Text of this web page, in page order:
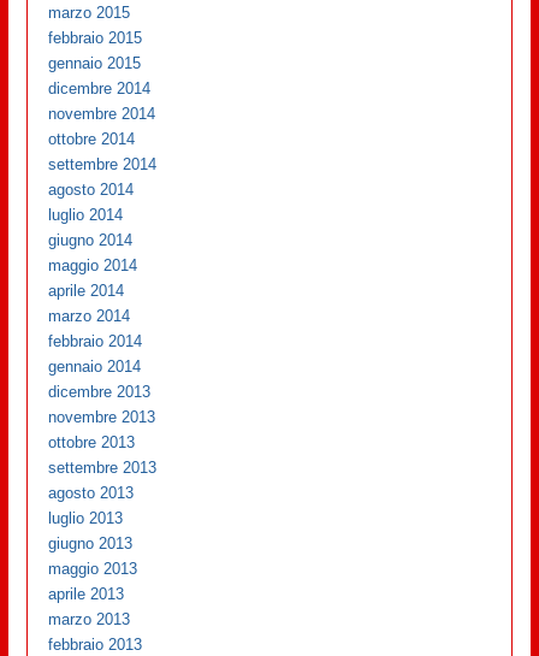
marzo 2015
febbraio 2015
gennaio 2015
dicembre 2014
novembre 2014
ottobre 2014
settembre 2014
agosto 2014
luglio 2014
giugno 2014
maggio 2014
aprile 2014
marzo 2014
febbraio 2014
gennaio 2014
dicembre 2013
novembre 2013
ottobre 2013
settembre 2013
agosto 2013
luglio 2013
giugno 2013
maggio 2013
aprile 2013
marzo 2013
febbraio 2013